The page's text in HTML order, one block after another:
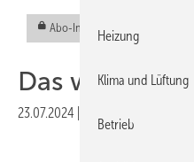
Abo-Inhalt
Das wollen M
23.07.2024
Heizung
Klima und Lüftung
Betrieb